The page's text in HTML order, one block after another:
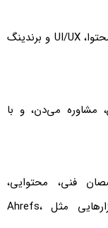
سئو فقط بهینه‌سازی نیست؛ ترکیب با تولید محتوا، UI/UX و برندینگ
می‌دن، و با
فنی، محتوایی،
لینک‌سازی و تحلیل داده دارن و از ابزارهایی مثل Ahrefs،